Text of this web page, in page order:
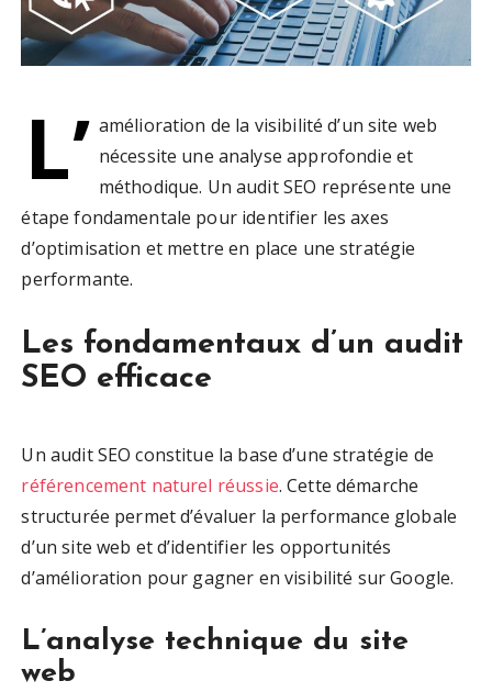
L’ amélioration de la visibilité d’un site web
nécessite une analyse approfondie et
méthodique. Un audit SEO représente une
étape fondamentale pour identifier les axes
d’optimisation et mettre en place une stratégie
performante.
Les fondamentaux d’un audit
SEO efficace
Un audit SEO constitue la base d’une stratégie de
référencement naturel réussie. Cette démarche
structurée permet d’évaluer la performance globale
d’un site web et d’identifier les opportunités
d’amélioration pour gagner en visibilité sur Google.
L’analyse technique du site
web